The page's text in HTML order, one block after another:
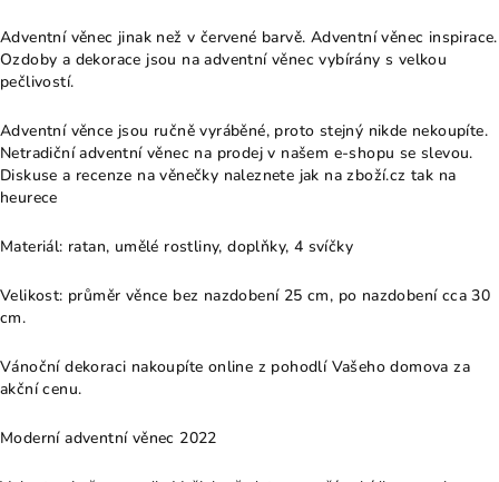
Adventní věnec jinak než v červené barvě. Adventní věnec inspirace.
Ozdoby a dekorace jsou na adventní věnec vybírány s velkou
pečlivostí.
Adventní věnce jsou ručně vyráběné, proto stejný nikde nekoupíte.
Netradiční adventní věnec na prodej v našem e-shopu se slevou.
Diskuse a recenze na věnečky naleznete jak na zboží.cz tak na
heurece
Materiál: ratan, umělé rostliny, doplňky, 4 svíčky
Velikost: průměr věnce bez nazdobení 25 cm, po nazdobení cca 30
cm.
Vánoční dekoraci nakoupíte online z pohodlí Vašeho domova za
akční cenu.
Moderní adventní věnec 2022